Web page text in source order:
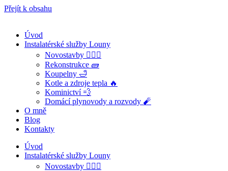
Přejít k obsahu
Úvod
Instalatérské služby Louny
Novostavby 👷🏻‍♂️
Rekonstrukce 🧱
Koupelny 🛁
Kotle a zdroje tepla 🔥
Kominictví 💨
Domácí plynovody a rozvody 🧨
O mně
Blog
Kontakty
Úvod
Instalatérské služby Louny
Novostavby 👷🏻‍♂️